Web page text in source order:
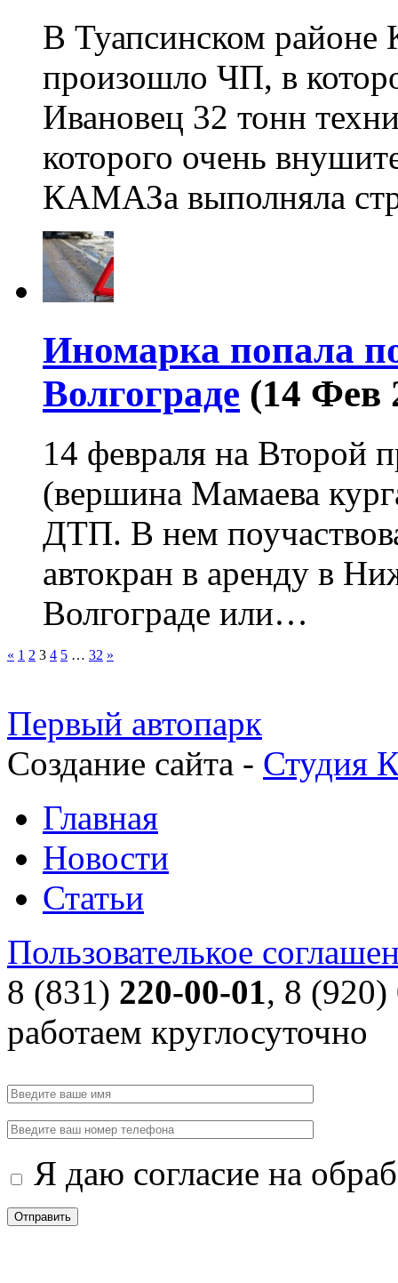
В Туапсинском районе
произошло ЧП, в
Ивановец 32 тонн
которого очень
КАМАЗа выполняла
Иномарка попала
Волгограде (14 Фев
14 февраля на Второй
(вершина Мамаева
ДТП. В нем
автокран в аренду в
Волгограде или…
« 1 2 3 4 5 … 32 »
Первый автопарк
Создание сайта - Студия
Главная
Новости
Статьи
Пользователькое
8 (831) 220-00-01, 8 (920)
работаем круглосуточно
Я даю согласие на